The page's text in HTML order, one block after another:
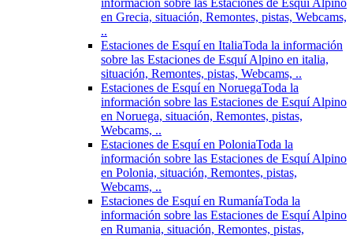
información sobre las Estaciones de Esquí Alpino
en Grecia, situación, Remontes, pistas, Webcams,
..
Estaciones de Esquí en ItaliaToda la información
sobre las Estaciones de Esquí Alpino en italia,
situación, Remontes, pistas, Webcams, ..
Estaciones de Esquí en NoruegaToda la
información sobre las Estaciones de Esquí Alpino
en Noruega, situación, Remontes, pistas,
Webcams, ..
Estaciones de Esquí en PoloniaToda la
información sobre las Estaciones de Esquí Alpino
en Polonia, situación, Remontes, pistas,
Webcams, ..
Estaciones de Esquí en RumaníaToda la
información sobre las Estaciones de Esquí Alpino
en Rumania, situación, Remontes, pistas,